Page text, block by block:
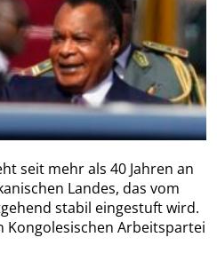
seit mehr als 40 Jahren an
Landes, das vom
stabil eingestuft wird.
Kongolesischen Arbeitspartei